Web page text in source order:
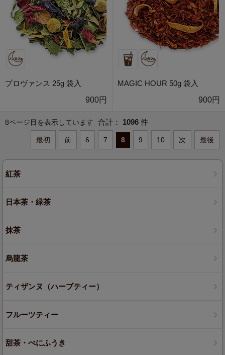
プロヴァンス 25g 袋入
900円
MAGIC HOUR 50g 袋入
900円
8ページ目を表示しています 合計： 1096 件
最初 前 6 7 8 9 10 次 最後
紅茶
日本茶・緑茶
抹茶
烏龍茶
ティザンヌ（ハーブティー）
フルーツティー
甜茶・べにふうき